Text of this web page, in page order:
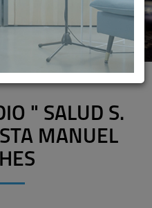
" SALUD S.
MANUEL